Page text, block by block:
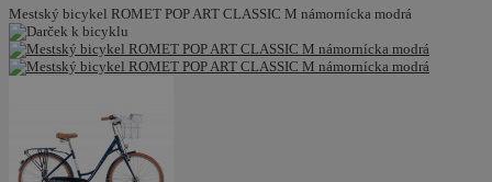
Mestský bicykel ROMET POP ART CLASSIC M námornícka modrá